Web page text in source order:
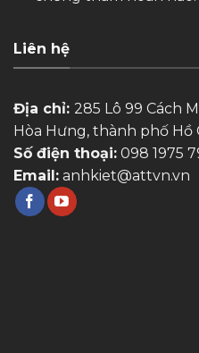
Liên hệ
Địa chỉ: 285 Lô 99 Cách
Hòa Hưng, thành phố Hồ
Số điện thoại: 098 1975
Email: anhkiet@attvn.vn